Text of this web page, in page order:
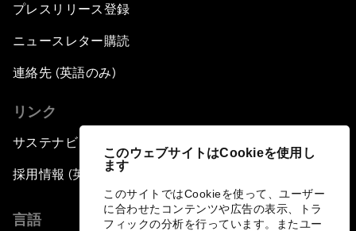
このウェブサイトはCookieを使用し
ます
このサイトではCookieを使って、ユーザー
に合わせたコンテンツや広告の表示、トラ
フィックの分析を行っています。またユー
プレスリリース登録
ニュースレター購読
連絡先 (英語のみ)
リンク
サステナビリティへの取り組み
採用情報 (英語のみ)
言語